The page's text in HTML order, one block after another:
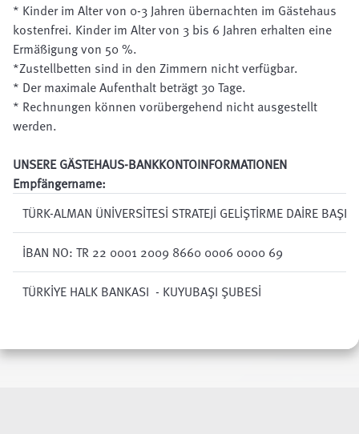
* Kinder im Alter von 0-3 Jahren übernachten im Gästehaus
kostenfrei. Kinder im Alter von 3 bis 6 Jahren erhalten eine
Ermäßigung von 50 %.
*Zustellbetten sind in den Zimmern nicht verfügbar.
* Der maximale Aufenthalt beträgt 30 Tage.
* Rechnungen können vorübergehend nicht ausgestellt
werden.
UNSERE GÄSTEHAUS-BANKKONTOINFORMATIONEN
Empfängername:
TÜRK-ALMAN ÜNİVERSİTESİ STRATEJİ GELİŞTİRME DAİRE
İBAN NO: TR 22 0001 2009 8660 0006 0000 69
TÜRKİYE HALK BANKASI - KUYUBAŞI ŞUBESİ